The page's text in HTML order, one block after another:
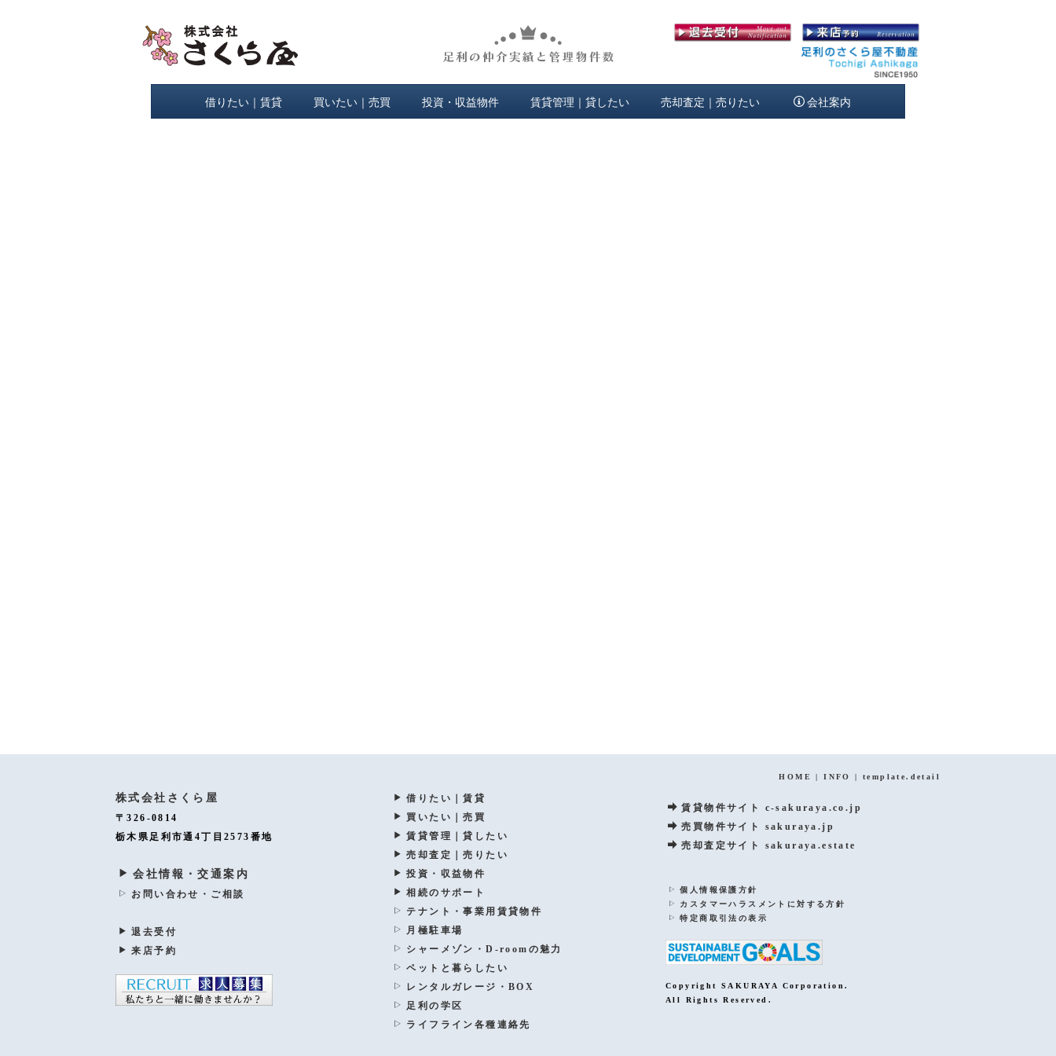
借りたい｜賃貸 買いたい｜売買 投資・収益物件 賃貸管理｜貸したい 売却査定｜売りたい 会社案内
株式会社さくら屋
〒326-0814
栃木県足利市通4丁目2573番地
会社情報・交通案内
お問い合わせ・ご相談
退去受付
来店予約
借りたい｜賃貸
買いたい｜売買
賃貸管理｜貸したい
売却査定｜売りたい
投資・収益物件
相続のサポート
テナント・事業用賃貸物件
月極駐車場
シャーメゾン・D-roomの魅力
ペットと暮らしたい
レンタルガレージ・BOX
足利の学区
ライフライン各種連絡先
HOME |INFO | template.detail
賃貸物件サイト c-sakuraya.co.jp
売買物件サイト sakuraya.jp
売却査定サイト sakuraya.estate
個人情報保護方針
カスタマーハラスメントに対する方針
特定商取引法の表示
Copyright SAKURAYA Corporation.
All Rights Reserved.